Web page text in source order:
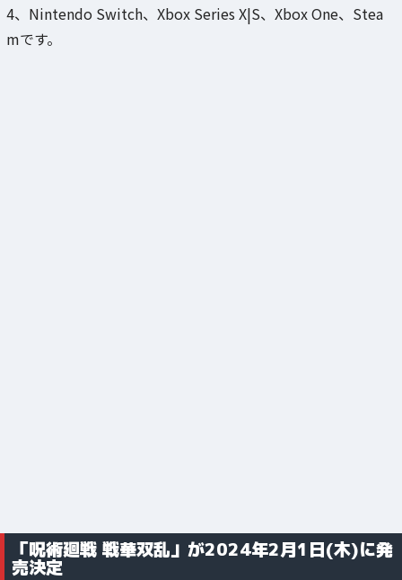
4、Nintendo Switch、Xbox Series X|S、Xbox One、Stea
mです。
「呪術廻戦 戦華双乱」が2024年2月1日(木)に発
売決定